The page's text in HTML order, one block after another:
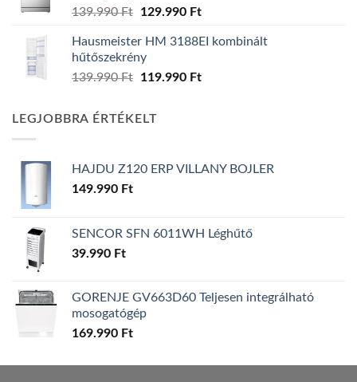
139.990Ft
Original
was:
139.990 Ft.
129.990 FtCurrent
is:
Hausmeister HM 3188EI kombinált
hűtőszekrény
139.990Ft
Original
139.990 Ft.
119.990 FtCurrent
LEGJOBBRA ÉRTÉKELT
HAJDU Z120 ERP VILLANY BOJLER
149.990 Ft
SENCOR SFN 6011WH Léghűtő
39.990 Ft
GORENJE GV663D60 Teljesen integrálható
mosogatógép
169.990 Ft